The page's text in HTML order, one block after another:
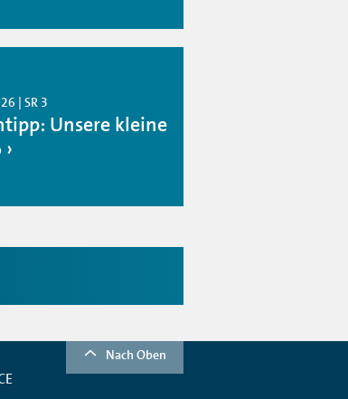
| SR 3
Unsere kleine
Nach Oben